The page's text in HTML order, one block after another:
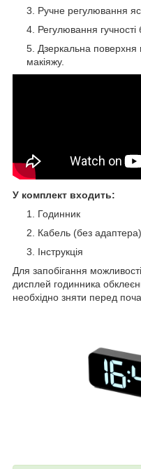
Ручне регулювання
Регулювання
Дзеркальна
макіяжу.
У комплект входить:
Годинник
Кабель (без адаптера)
Інструкція
Для запобігання
дисплей годинника
необхідно зняти перед